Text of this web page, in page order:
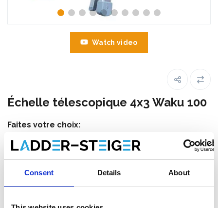
Consent Details About
Watch video
Échelle télescopique 4x3 Waku 100
Faites votre choix:
Échelle télescopique 4x3 Waku 100
€353,00 HT